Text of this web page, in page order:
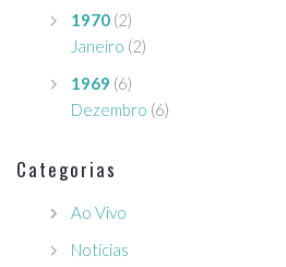
1970 (2)
Janeiro (2)
1969 (6)
Dezembro (6)
Categorias
Ao Vivo
Notícias